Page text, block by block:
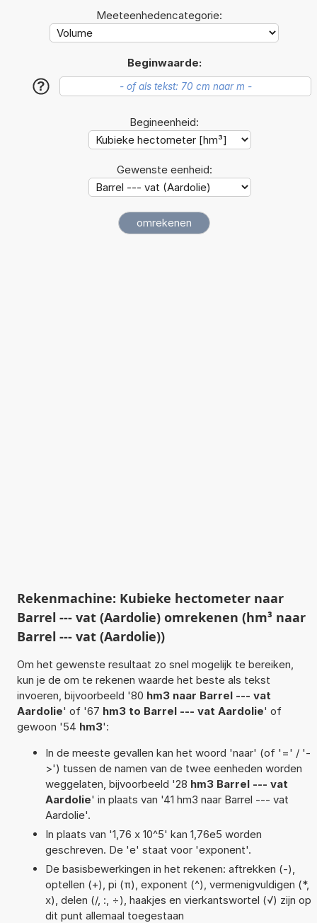
Meeteenhedencategorie:
Beginwaarde:
?
Begineenheid:
Gewenste eenheid:
Rekenmachine: Kubieke hectometer naar
Barrel --- vat (Aardolie) omrekenen (hm³ naar
Barrel --- vat (Aardolie))
Om het gewenste resultaat zo snel mogelijk te bereiken,
kun je de om te rekenen waarde het beste als tekst
invoeren, bijvoorbeeld '80 hm3 naar Barrel --- vat
Aardolie' of '67 hm3 to Barrel --- vat Aardolie' of
gewoon '54 hm3':
In de meeste gevallen kan het woord 'naar' (of '=' / '-
>') tussen de namen van de twee eenheden worden
weggelaten, bijvoorbeeld '28 hm3 Barrel --- vat
Aardolie' in plaats van '41 hm3 naar Barrel --- vat
Aardolie'.
In plaats van '1,76 x 10^5' kan 1,76e5 worden
geschreven. De 'e' staat voor 'exponent'.
De basisbewerkingen in het rekenen: aftrekken (-),
optellen (+), pi (π), exponent (^), vermenigvuldigen (*,
x), delen (/, :, ÷), haakjes en vierkantswortel (√) zijn op
dit punt allemaal toegestaan